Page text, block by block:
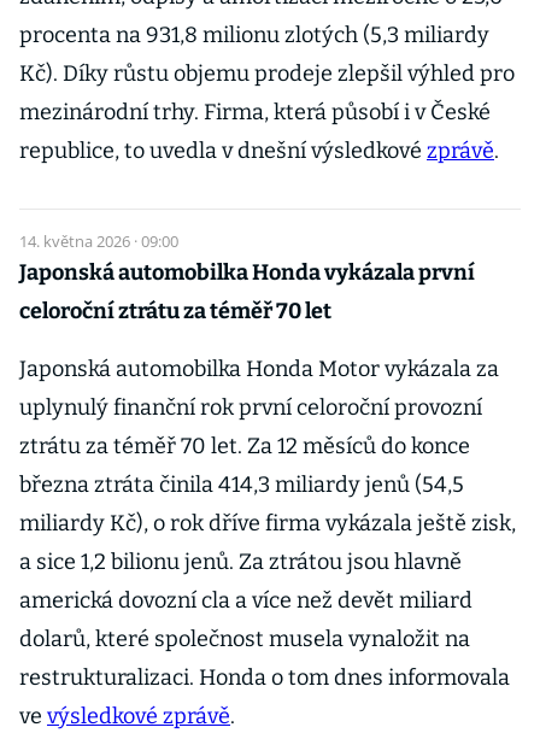
procenta na 931,8 milionu zlotých (5,3 miliardy
Kč). Díky růstu objemu prodeje zlepšil výhled pro
mezinárodní trhy. Firma, která působí i v České
republice, to uvedla v dnešní výsledkové zprávě.
14. května 2026 · 09:00
Japonská automobilka Honda vykázala první
celoroční ztrátu za téměř 70 let
Japonská automobilka Honda Motor vykázala za
uplynulý finanční rok první celoroční provozní
ztrátu za téměř 70 let. Za 12 měsíců do konce
března ztráta činila 414,3 miliardy jenů (54,5
miliardy Kč), o rok dříve firma vykázala ještě zisk,
a sice 1,2 bilionu jenů. Za ztrátou jsou hlavně
americká dovozní cla a více než devět miliard
dolarů, které společnost musela vynaložit na
restrukturalizaci. Honda o tom dnes informovala
ve výsledkové zprávě.